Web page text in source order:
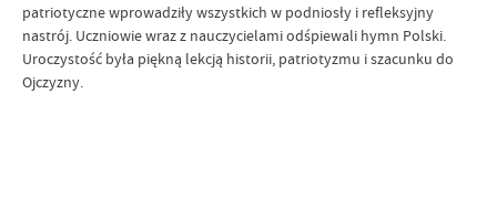
patriotyczne wprowadziły wszystkich w podniosły i refleksyjny
nastrój. Uczniowie wraz z nauczycielami odśpiewali hymn Polski.
Uroczystość była piękną lekcją historii, patriotyzmu i szacunku do
Ojczyzny.